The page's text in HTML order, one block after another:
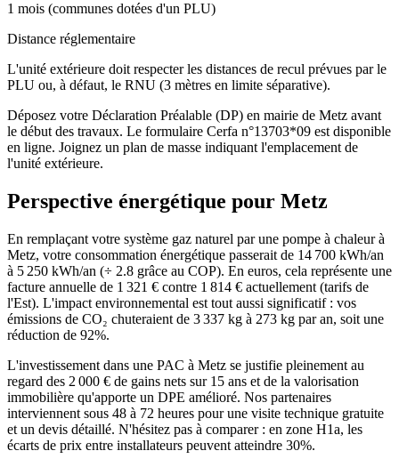
1 mois (communes dotées d'un PLU)
Distance réglementaire
L'unité extérieure doit respecter les distances de recul prévues par le
PLU ou, à défaut, le RNU (3 mètres en limite séparative).
Déposez votre Déclaration Préalable (DP) en mairie de Metz avant
le début des travaux. Le formulaire Cerfa n°13703*09 est disponible
en ligne. Joignez un plan de masse indiquant l'emplacement de
l'unité extérieure.
Perspective énergétique pour Metz
En remplaçant votre système gaz naturel par une pompe à chaleur à
Metz, votre consommation énergétique passerait de 14 700 kWh/an
à 5 250 kWh/an (÷ 2.8 grâce au COP). En euros, cela représente une
facture annuelle de 1 321 € contre 1 814 € actuellement (tarifs de
l'Est). L'impact environnemental est tout aussi significatif : vos
émissions de CO₂ chuteraient de 3 337 kg à 273 kg par an, soit une
réduction de 92%.
L'investissement dans une PAC à Metz se justifie pleinement au
regard des 2 000 € de gains nets sur 15 ans et de la valorisation
immobilière qu'apporte un DPE amélioré. Nos partenaires
interviennent sous 48 à 72 heures pour une visite technique gratuite
et un devis détaillé. N'hésitez pas à comparer : en zone H1a, les
écarts de prix entre installateurs peuvent atteindre 30%.